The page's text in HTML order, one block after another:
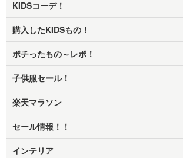
KIDSコーデ！
購入したKIDSもの！
ポチったもの～レポ！
子供服セール！
楽天マラソン
セール情報！！
インテリア